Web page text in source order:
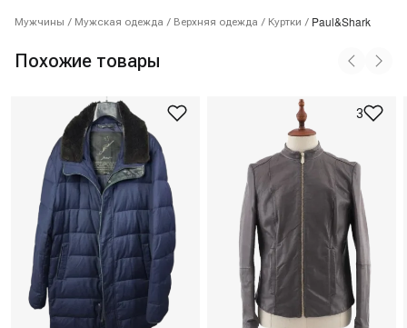
Мужчины / Мужская одежда / Верхняя одежда / Куртки / Paul&Shark
Похожие товары
3